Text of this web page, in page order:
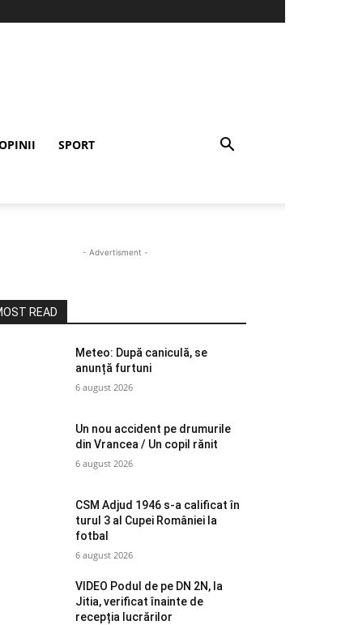
SPORT
- Advertisment -
READ
Meteo: După caniculă, se
anunță furtuni
6 august 2026
Un nou accident pe drumurile
din Vrancea / Un copil rănit
6 august 2026
CSM Adjud 1946 s-a calificat în
turul 3 al Cupei României la
fotbal
6 august 2026
VIDEO Podul de pe DN 2N, la
Jitia, verificat înainte de
recepția lucrărilor